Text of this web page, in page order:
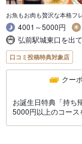
お魚もお肉も贅沢な本格フ
4001～5000円
弘前駅城東口を出
口コミ投稿特典対象店
クー
お誕生日特典「持ち
5000円以上のコース